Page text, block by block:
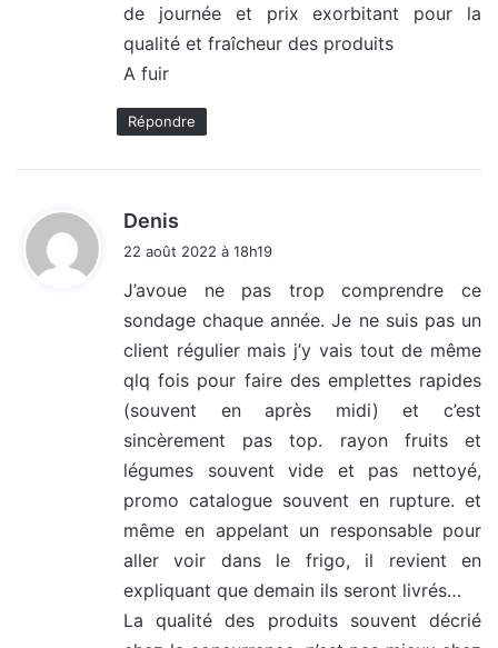
de journée et prix exorbitant pour la
qualité et fraîcheur des produits
A fuir
Répondre
Denis
:
22 août 2022 à 18h19
J’avoue ne pas trop comprendre ce
sondage chaque année. Je ne suis pas un
client régulier mais j’y vais tout de même
qlq fois pour faire des emplettes rapides
(souvent en après midi) et c’est
sincèrement pas top. rayon fruits et
légumes souvent vide et pas nettoyé,
promo catalogue souvent en rupture. et
même en appelant un responsable pour
aller voir dans le frigo, il revient en
expliquant que demain ils seront livrés…
La qualité des produits souvent décrié